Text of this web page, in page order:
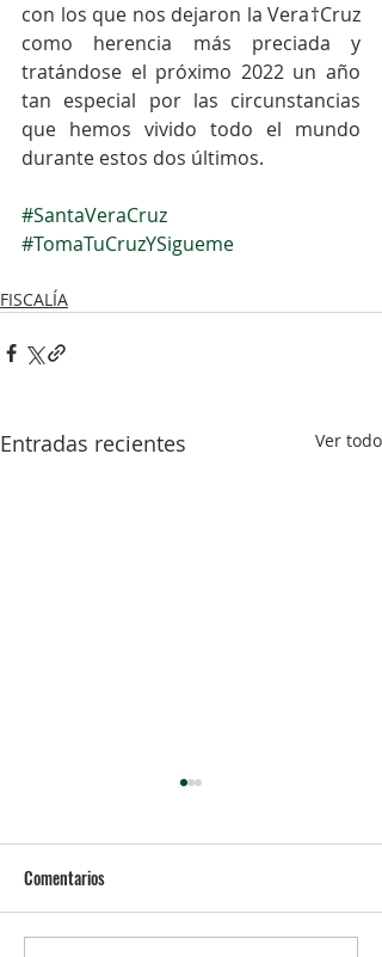
con los que nos dejaron la Vera†Cruz
como herencia más preciada y
tratándose el próximo 2022 un año
tan especial por las circunstancias
que hemos vivido todo el mundo
durante estos dos últimos.
#SantaVeraCruz
#TomaTuCruzYSigueme
FISCALÍA
Entradas recientes Ver todo
Comentarios